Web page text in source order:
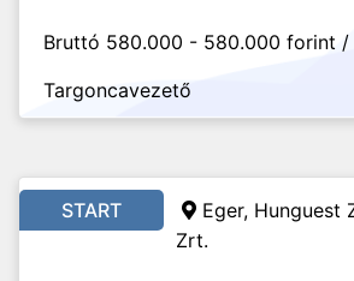
Bruttó 580.000 - 580.000 forint /
Targoncavezető
START
Eger, Hunguest
Zrt.